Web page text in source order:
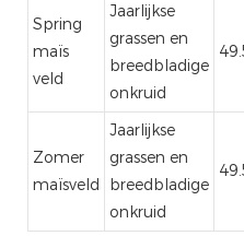
Spring
maïs
veld
Jaarlijkse
grassen en
breedbladige
onkruid
Zomer
maïsveld
Jaarlijkse
grassen en
breedbladige
onkruid